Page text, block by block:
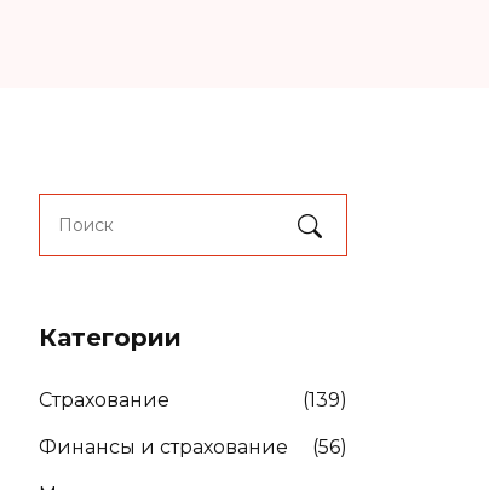
Категории
Страхование (139)
Финансы и страхование (56)